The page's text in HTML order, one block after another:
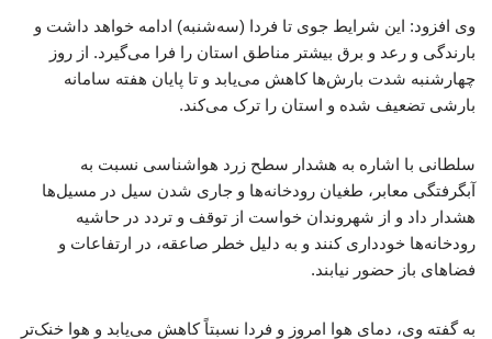
وی افزود: این شرایط جوی تا فردا (سه‌شنبه) ادامه خواهد داشت و
بارندگی و رعد و برق بیشتر مناطق استان را فرا می‌گیرد. از روز
چهارشنبه شدت بارش‌ها کاهش می‌یابد و تا پایان هفته سامانه
بارشی تضعیف شده و استان را ترک می‌کند.
سلطانی با اشاره به هشدار سطح زرد هواشناسی نسبت به
آبگرفتگی معابر، طغیان رودخانه‌ها و جاری شدن سیل در مسیل‌ها
هشدار داد و از شهروندان خواست از توقف و تردد در حاشیه
رودخانه‌ها خودداری کنند و به دلیل خطر صاعقه، در ارتفاعات و
فضاهای باز حضور نیابند.
به گفته وی، دمای هوا امروز و فردا نسبتاً کاهش می‌یابد و هوا خنک‌تر